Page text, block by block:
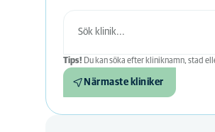
Tips! Du kan söka efter kliniknamn, stad
Närmaste kliniker